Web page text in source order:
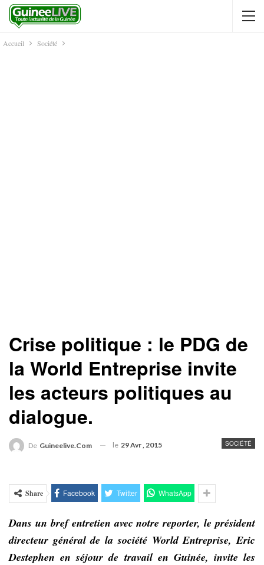
Accueil Société
Crise politique : le PDG de
la World Entreprise invite
les acteurs politiques au
dialogue.
SOCIÉTÉ
De Guineelive.com le 29 Avr , 2015
Share Facebook Twitter WhatsApp
Dans un bref entretien avec notre reporter, le président
directeur général de la société World Entreprise, Eric
Destephen en séjour de travail en Guinée, invite les